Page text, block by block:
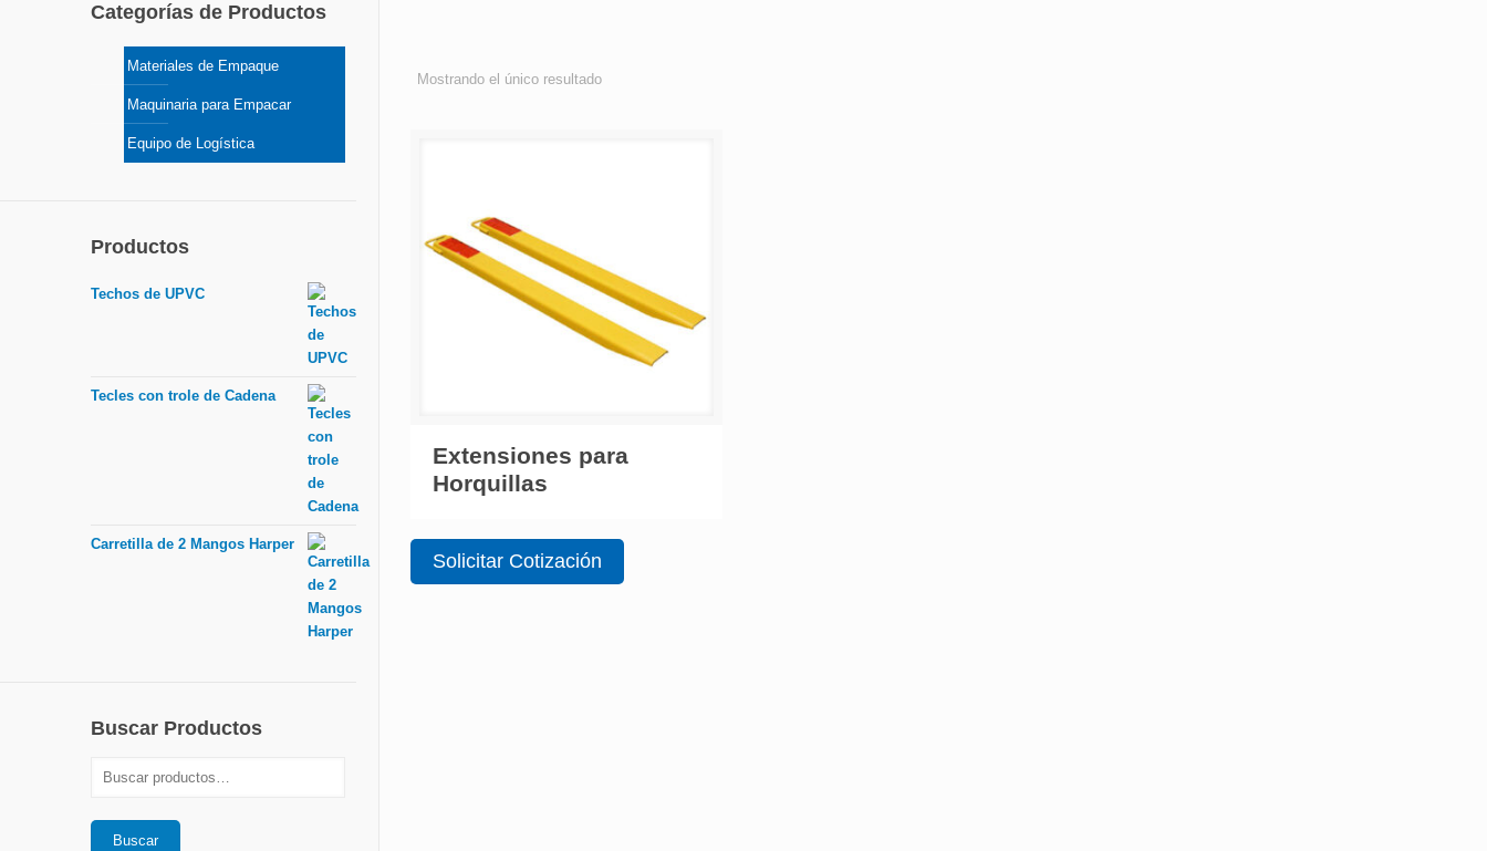
Mostrando el único resultado
Extensiones para
Horquillas
Solicitar Cotización
Categorías de Productos
Materiales de Empaque
Maquinaria para Empacar
Equipo de Logística
Productos
Techos de UPVC
Tecles con trole de Cadena
Carretilla de 2 Mangos Harper
Buscar Productos
Buscar